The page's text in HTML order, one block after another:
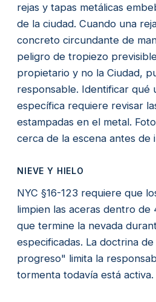
rejas y tapas metálicas
de la ciudad. Cuando una
concreto circundante de
peligro de tropiezo
propietario y no la Ciudad,
responsable. Identificar qué
específica requiere revisar
estampadas en el metal.
cerca de la escena antes de
NIEVE Y HIELO
NYC §16-123 requiere que
limpien las aceras dentro de
que termine la nevada
especificadas. La doctrina
progreso" limita la
tormenta todavía está activa.